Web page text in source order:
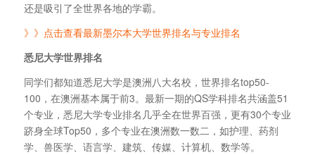
还是吸引了全世界各地的学霸。
》》点击查看最新墨尔本大学世界排名与专业排名
悉尼大学世界排名
同学们都知道悉尼大学是澳洲八大名校，世界排名top50-
100，在澳洲基本属于前3。最新一期的QS学科排名共涵盖51
个专业，悉尼大学专业排名几乎全在世界百强，更有30个专业
跻身全球Top50，多个专业在澳洲数一数二，如护理、药剂
学、兽医学、语言学、建筑、传媒、计算机、数学等。